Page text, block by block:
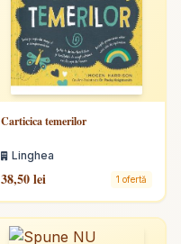
Carticica temerilor
Linghea
38,50 lei 1 ofertă